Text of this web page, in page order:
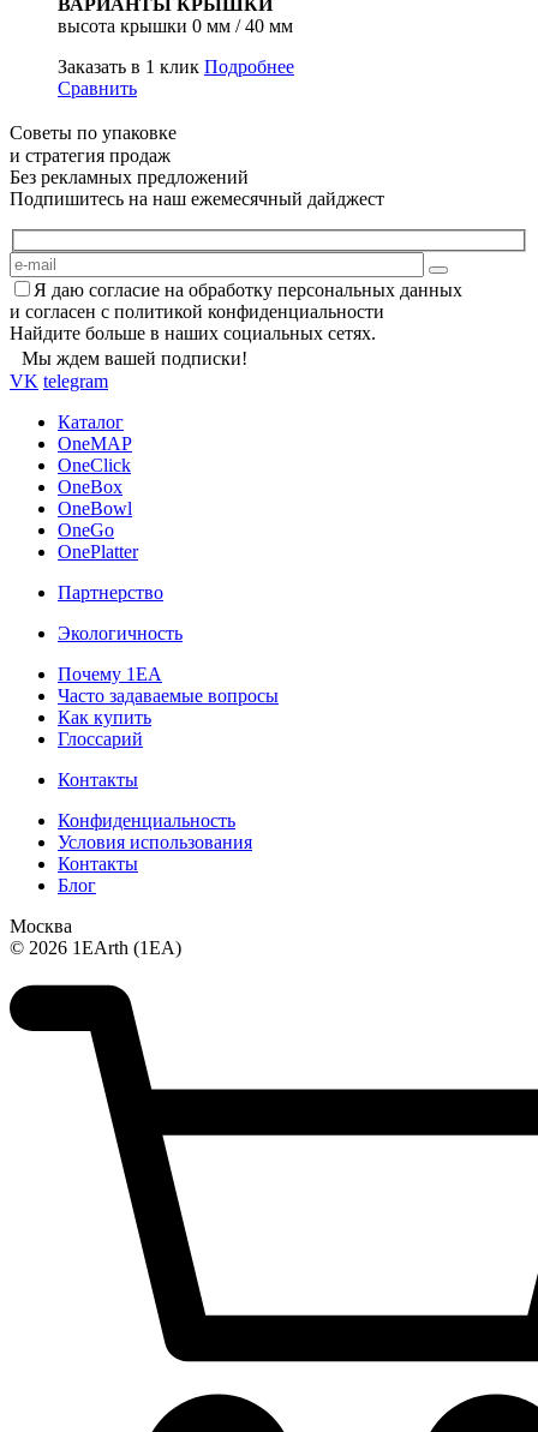
высота крышки 0 мм / 40 мм
Заказать в 1 клик Подробнее
Сравнить
Советы по упаковке
и стратегия продаж
Без рекламных предложений
Подпишитесь на наш ежемесячный дайджест
Я даю согласие на обработку персональных данных
и согласен с политикой конфиденциальности
Найдите больше в наших социальных сетях.
Мы ждем вашей подписки!
VK telegram
Каталог
OneMAP
OneClick
OneBox
OneBowl
OneGo
OnePlatter
Партнерство
Экологичность
Почему 1ЕА
Часто задаваемые вопросы
Как купить
Глоссарий
Контакты
Конфиденциальность
Условия использования
Контакты
Блог
Москва
© 2026 1EArth (1EA)